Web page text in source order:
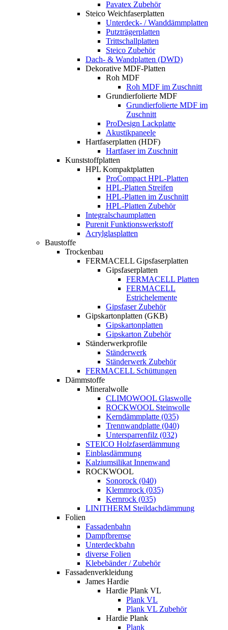
Pavatex Zubehör
Steico Weichfaserplatten
Unterdeck- / Wanddämmplatten
Putzträgerplatten
Trittschallplatten
Steico Zubehör
Dach- & Wandplatten (DWD)
Dekorative MDF-Platten
Roh MDF
Roh MDF im Zuschnitt
Grundierfolierte MDF
Grundierfolierte MDF im
Zuschnitt
ProDesign Lackplatte
Akustikpaneele
Hartfaserplatten (HDF)
Hartfaser im Zuschnitt
Kunststoffplatten
HPL Kompaktplatten
ProCompact HPL-Platten
HPL-Platten Streifen
HPL-Platten im Zuschnitt
HPL-Platten Zubehör
Integralschaumplatten
Purenit Funktionswerkstoff
Acrylglasplatten
Baustoffe
Trockenbau
FERMACELL Gipsfaserplatten
Gipsfaserplatten
FERMACELL Platten
FERMACELL
Estrichelemente
Gipsfaser Zubehör
Gipskartonplatten (GKB)
Gipskartonplatten
Gipskarton Zubehör
Ständerwerkprofile
Ständerwerk
Ständerwerk Zubehör
FERMACELL Schüttungen
Dämmstoffe
Mineralwolle
CLIMOWOOL Glaswolle
ROCKWOOL Steinwolle
Kerndämmplatte (035)
Trennwandplatte (040)
Untersparrenfilz (032)
STEICO Holzfaserdämmung
Einblasdämmung
Kalziumsilikat Innenwand
ROCKWOOL
Sonorock (040)
Klemmrock (035)
Kernrock (035)
LINITHERM Steildachdämmung
Folien
Fassadenbahn
Dampfbremse
Unterdeckbahn
diverse Folien
Klebebänder / Zubehör
Fassadenverkleidung
James Hardie
Hardie Plank VL
Plank VL
Plank VL Zubehör
Hardie Plank
Plank